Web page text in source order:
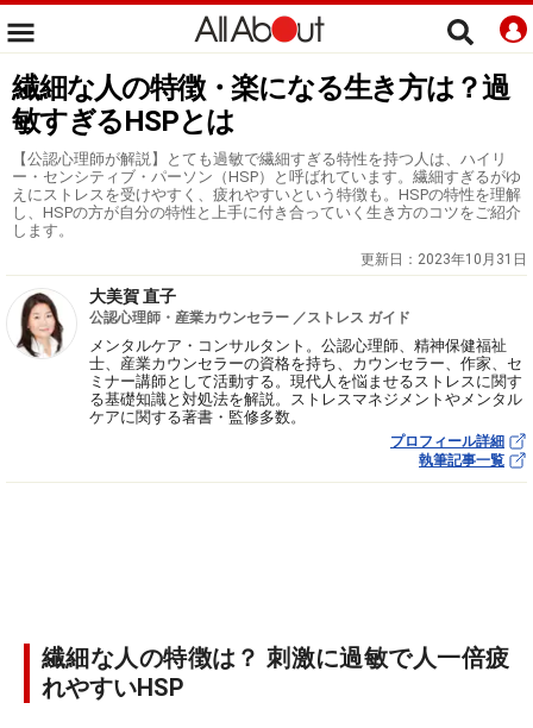
繊細な人の特徴・楽になる生き方は？過
敏すぎるHSPとは
【公認心理師が解説】とても過敏で繊細すぎる特性を持つ人は、ハイリ
ー・センシティブ・パーソン（HSP）と呼ばれています。繊細すぎるがゆ
えにストレスを受けやすく、疲れやすいという特徴も。HSPの特性を理解
し、HSPの方が自分の特性と上手に付き合っていく生き方のコツをご紹介
します。
更新日： 2023年10月31日
大美賀 直子
公認心理師・産業カウンセラー ／ストレス ガイド
メンタルケア・コンサルタント。公認心理師、精神保健福祉
士、産業カウンセラーの資格を持ち、カウンセラー、作家、セ
ミナー講師として活動する。現代人を悩ませるストレスに関す
る基礎知識と対処法を解説。ストレスマネジメントやメンタル
ケアに関する著書・監修多数。
プロフィール詳細
執筆記事一覧
繊細な人の特徴は？ 刺激に過敏で人一倍疲
れやすいHSP